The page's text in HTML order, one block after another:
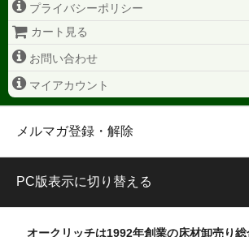
プライバシーポリシー
カート見る
お問い合わせ
マイアカウント
メルマガ登録・解除
PC版表示に切り替える
オークリッチは1992年創業の床材卸売り総